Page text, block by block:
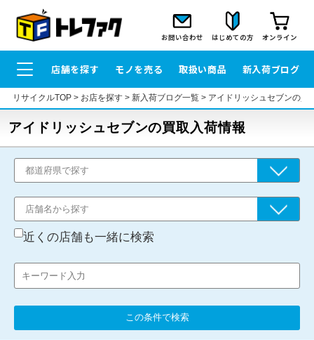
お問い合わせ はじめての方 オンライン
店舗を探す モノを売る 取扱い商品 新入荷ブログ
リサイクルTOP> お店を探す> 新入荷ブログ一覧> アイドリッシュセブンの買
アイドリッシュセブンの買取入荷情報
近くの店舗も一緒に検索
この条件で検索